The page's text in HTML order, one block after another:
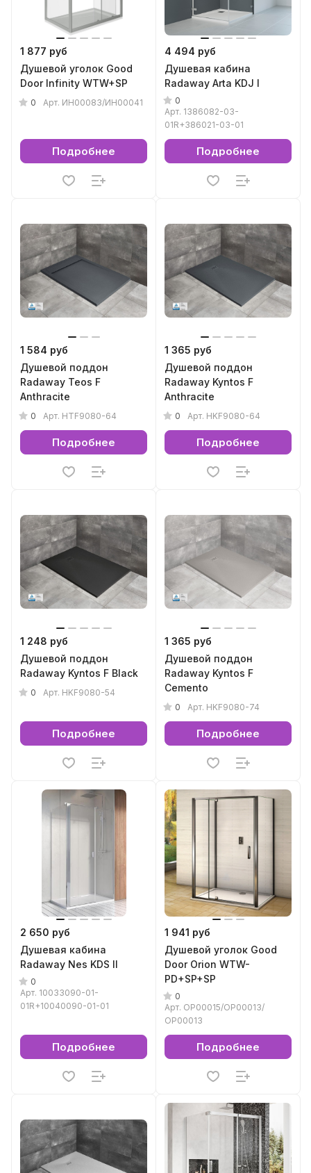
1 877 руб
Душевой уголок Good
Door Infinity WTW+SP
0 Арт. ИН00083/ИН00041
Подробнее
4 494 руб
Душевая кабина
Radaway Arta KDJ I
0
Арт. 1386082-03-
01R+386021-03-01
Подробнее
1 584 руб
Душевой поддон
Radaway Teos F
Anthracite
0 Арт. HTF9080-64
Подробнее
1 365 руб
Душевой поддон
Radaway Kyntos F
Anthracite
0 Арт. HKF9080-64
Подробнее
1 248 руб
Душевой поддон
Radaway Kyntos F Black
0 Арт. HKF9080-54
Подробнее
1 365 руб
Душевой поддон
Radaway Kyntos F
Cemento
0 Арт. HKF9080-74
Подробнее
2 650 руб
Душевая кабина
Radaway Nes KDS II
0
Арт. 10033090-01-
01R+10040090-01-01
Подробнее
1 941 руб
Душевой уголок Good
Door Orion WTW-
PD+SP+SP
0
Арт. ОР00015/ОР00013/
ОР00013
Подробнее